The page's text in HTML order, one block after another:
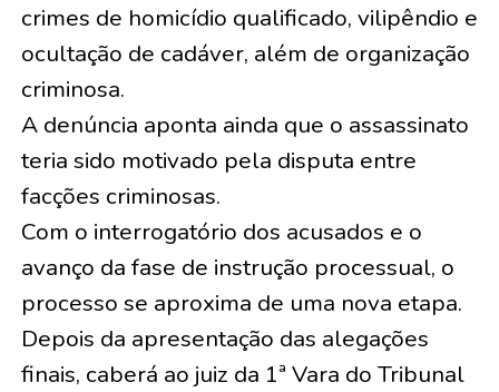
crimes de homicídio qualificado, vilipêndio e
ocultação de cadáver, além de organização
criminosa.
A denúncia aponta ainda que o assassinato
teria sido motivado pela disputa entre
facções criminosas.
Com o interrogatório dos acusados e o
avanço da fase de instrução processual, o
processo se aproxima de uma nova etapa.
Depois da apresentação das alegações
finais, caberá ao juiz da 1ª Vara do Tribunal